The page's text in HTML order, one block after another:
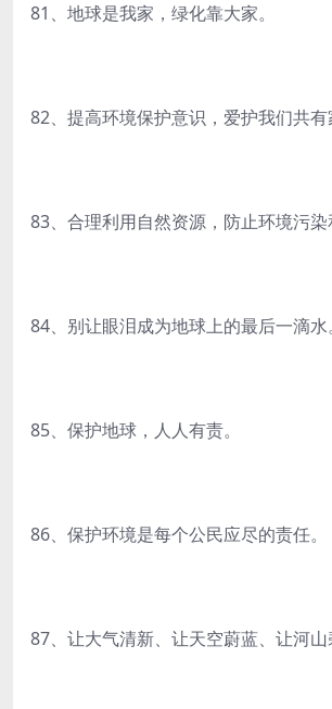
81、地球是我家，绿化靠大家。
82、提高环境保护意识，爱护我们共有
83、合理利用自然资源，防止环境污染
84、别让眼泪成为地球上的最后一滴水。
85、保护地球，人人有责。
86、保护环境是每个公民应尽的责任。
87、让大气清新、让天空蔚蓝、让河山